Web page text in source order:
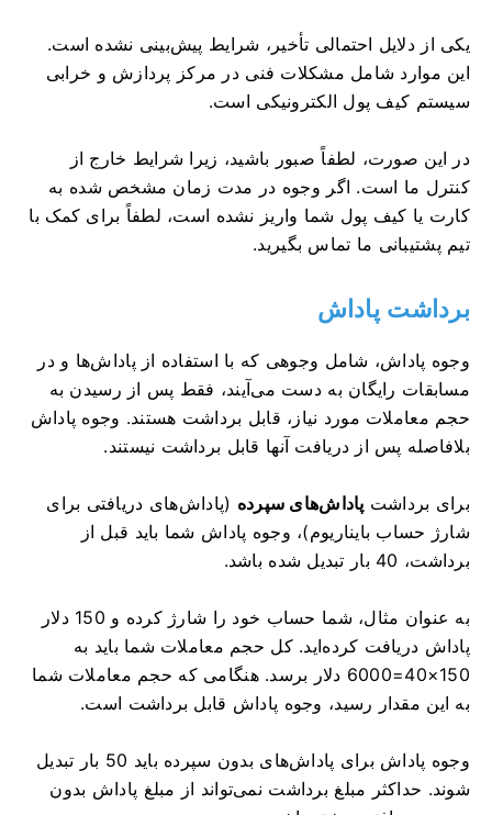
یکی از دلایل احتمالی تأخیر، شرایط پیش‌بینی نشده است.
این موارد شامل مشکلات فنی در مرکز پردازش و خرابی
سیستم کیف پول الکترونیکی است.
در این صورت، لطفاً صبور باشید، زیرا شرایط خارج از
کنترل ما است. اگر وجوه در مدت زمان مشخص شده به
کارت یا کیف پول شما واریز نشده است، لطفاً برای کمک با
تیم پشتیبانی ما تماس بگیرید.
برداشت پاداش
وجوه پاداش، شامل وجوهی که با استفاده از پاداش‌ها و در
مسابقات رایگان به دست می‌آیند، فقط پس از رسیدن به
حجم معاملات مورد نیاز، قابل برداشت هستند. وجوه پاداش
بلافاصله پس از دریافت آنها قابل برداشت نیستند.
برای برداشت پاداش‌های سپرده (پاداش‌های دریافتی برای
شارژ حساب بایناریوم)، وجوه پاداش شما باید قبل از
برداشت، 40 بار تبدیل شده باشد.
به عنوان مثال، شما حساب خود را شارژ کرده و 150 دلار
پاداش دریافت کرده‌اید. کل حجم معاملات شما باید به
150×40=6000 دلار برسد. هنگامی که حجم معاملات شما
به این مقدار رسید، وجوه پاداش قابل برداشت است.
وجوه پاداش برای پاداش‌های بدون سپرده باید 50 بار تبدیل
شوند. حداکثر مبلغ برداشت نمی‌تواند از مبلغ پاداش بدون